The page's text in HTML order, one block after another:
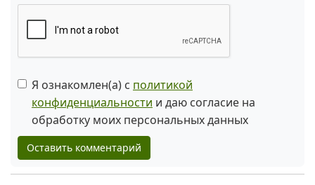
Я ознакомлен(а) с политикой
конфиденциальности и даю согласие на
обработку моих персональных данных
Оставить комментарий